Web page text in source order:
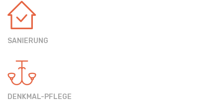
SANIERUNG
DENKMAL-PFLEGE